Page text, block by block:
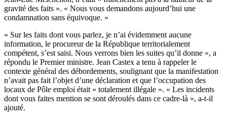
gravité des faits ». « Nous vous demandons aujourd’hui une
condamnation sans équivoque. »
« Sur les faits dont vous parlez, je n’ai évidemment aucune
information, le procureur de la République territorialement
compétent, s’est saisi. Nous verrons bien les suites qu’il donne », a
répondu le Premier ministre. Jean Castex a tenu à rappeler le
contexte général des débordements, soulignant que la manifestation
n’avait pas fait l’objet d’une déclaration et que l’occupation des
locaux de Pôle emploi était « totalement illégale ». « Les incidents
dont vous faites mention se sont déroulés dans ce cadre-là », a-t-il
ajouté.